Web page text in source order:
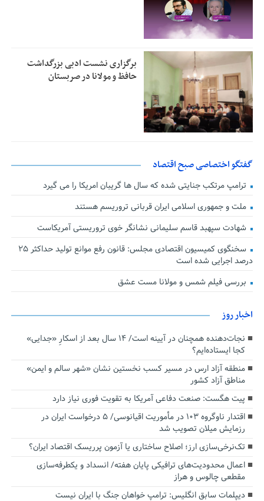
برگزاری نشست ادبی بزرگداشت
حافظ و مولانا در صربستان
گفتگو اختصاصی صبح اقتصاد
ترامپ مرتکب جنایتی شده که سال ها گریبان امریکا را می گیرد
ملت و جمهوری اسلامی ایران قربانی تروریسم هستند
شهادت سپهبد قاسم سلیمانی نشانگر خوی تروریستی آمریکاست
سخنگوی کمیسیون اقتصادی مجلس: قانون رفع موانع تولید حداکثر ۲۵
درصد اجرایی شده است
بررسی فیلم شمس و مولانا مست عشق
اخبار روز
نجات‌دهنده‌ همچنان در آیینه است/ ۱۴ سال بعد از اسکارِ «جدایی»
کجا ایستاده‌ایم؟
منطقه آزاد ارس در مسیر کسب نخستین نشان «شهر سالم و ایمن»
مناطق آزاد کشور
پیت هگست: صنعت دفاعی آمریکا به تقویت فوری نیاز دارد
اقتدار ناوگروه ۱۰۳ در مأموریت‌ اقیانوسی/ ۵ درخواست ایران در
رزمایش میلان تصویب شد
تک‌نرخی‌سازی ارز؛ اصلاح ساختاری یا آزمون پرریسک اقتصاد ایران؟
اعمال محدودیت‌های ترافیکی پایان هفته/ انسداد و یکطرفه‌سازی
مقطعی چالوس و هراز
دیپلمات سابق انگلیس:‌ ترامپ خواهان جنگ با ایران نیست